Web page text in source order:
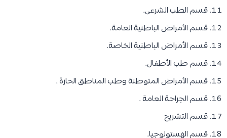
قسم الطب الشرعى.
قسم الأمراض الباطنية العامة.
قسم الأمراض الباطنية الخاصة.
قسم طب الأطفال.
قسم الأمراض المتوطنة وطب المناطق الحارة .
قسم الجراحة العامة .
قسم التشريح
قسم الهستولوجيا.